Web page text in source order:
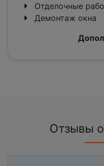
Отделочные
Демонтаж окна
Отзывы